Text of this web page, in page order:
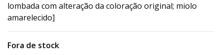
lombada com alteração da coloração original; miolo
amarelecido]
Fora de stock